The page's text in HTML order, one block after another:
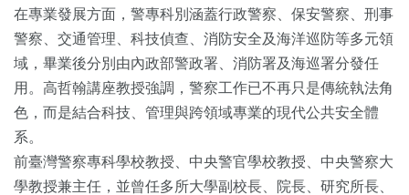
在專業發展方面，警專科別涵蓋行政警察、保安警察、刑事
警察、交通管理、科技偵查、消防安全及海洋巡防等多元領
域，畢業後分別由內政部警政署、消防署及海巡署分發任
用。高哲翰講座教授強調，警察工作已不再只是傳統執法角
色，而是結合科技、管理與跨領域專業的現代公共安全體
系。
前臺灣警察專科學校教授、中央警官學校教授、中央警察大
學教授兼主任，並曾任多所大學副校長、院長、研究所長、